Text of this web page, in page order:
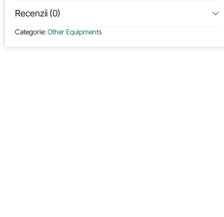
Recenzii (0)
Categorie:Other Equipments